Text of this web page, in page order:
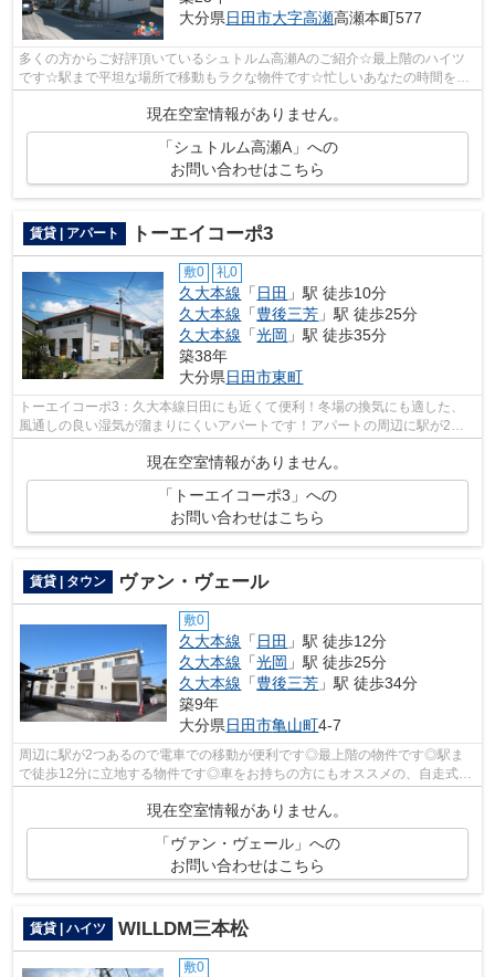
大分県日田市大字高瀬高瀬本町577
多くの方からご好評頂いているシュトルム高瀬Aのご紹介☆最上階のハイツ
です☆駅まで平坦な場所で移動もラクな物件です☆忙しいあなたの時間を有
現在空室情報がありません。
「シュトルム高瀬A」への
お問い合わせはこちら
賃貸 | アパート トーエイコーポ3
敷0 礼0
久大本線 「 日田 」駅 徒歩10分
久大本線 「豊後三芳 」駅 徒歩25分
久大本線 「光岡 」駅 徒歩35分
築38年
大分県日田市東町
トーエイコーポ3：久大本線日田にも近くて便利！冬場の換気にも適した、
風通しの良い湿気が溜まりにくいアパートです！アパートの周辺に駅が2つ
現在空室情報がありません。
「トーエイコーポ3」への
お問い合わせはこちら
賃貸 | タウン ヴァン・ヴェール
敷0
久大本線 「 日田 」駅 徒歩12分
久大本線 「光岡 」駅 徒歩25分
久大本線 「豊後三芳 」駅 徒歩34分
築9年
大分県日田市亀山町4-7
周辺に駅が2つあるので電車での移動が便利です◎最上階の物件です◎駅ま
で徒歩12分に立地する物件です◎車をお持ちの方にもオススメの、自走式駐
車場を利用できる物件です◎できるだけ早め...
現在空室情報がありません。
「ヴァン・ヴェール」への
お問い合わせはこちら
賃貸 | ハイツ WILLDM三本松
敷0